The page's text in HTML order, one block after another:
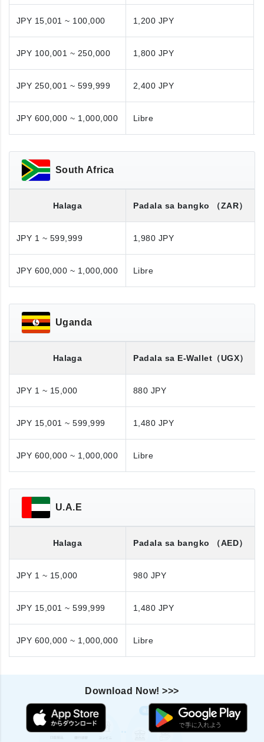
JPY 15,001 ~ 100,000 1,200 JPY
JPY 100,001 ~ 250,000 1,800 JPY
JPY 250,001 ~ 599,999 2,400 JPY
JPY 600,000 ~ 1,000,000 Libre
South Africa
Halaga Padala sa bangko （ZAR）
JPY 1 ~ 599,999 1,980 JPY
JPY 600,000 ~ 1,000,000 Libre
Uganda
Halaga Padala sa E-Wallet （UGX）
JPY 1 ~ 15,000
880 JPY
JPY 15,001 ~ 599,999
1,480 JPY
JPY 600,000 ~ 1,000,000 Libre
U.A.E
Halaga Padala sa bangko （AED）
JPY 1 ~ 15,000
980 JPY
JPY 15,001 ~ 599,999
1,480 JPY
JPY 600,000 ~ 1,000,000 Libre
Download Now! >>>